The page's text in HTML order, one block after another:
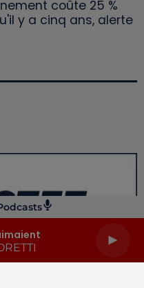
coûte 25 %
y a cinq ans, alerte